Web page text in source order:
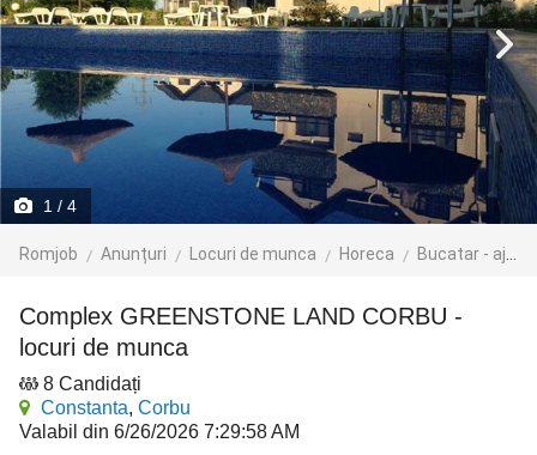
1 / 4
Romjob Anunțuri Locuri de munca Horeca Bucatar - ajutor bucatar
Complex GREENSTONE LAND CORBU -
locuri de munca
8 Candidați
Constanta, Corbu
Valabil din 6/26/2026 7:29:58 AM